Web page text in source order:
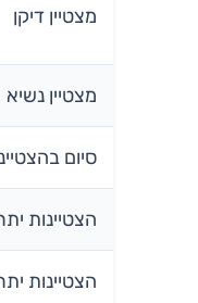
מצטיין דיקן
מצטיין נשיא
סיום
הצטיינות
הצטיינות